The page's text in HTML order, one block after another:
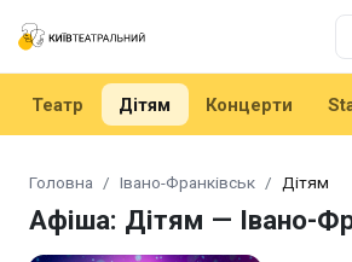
Театр Дітям Концерти
Головна Івано-Франківськ Дітям
Афіша: Дітям — Івано-